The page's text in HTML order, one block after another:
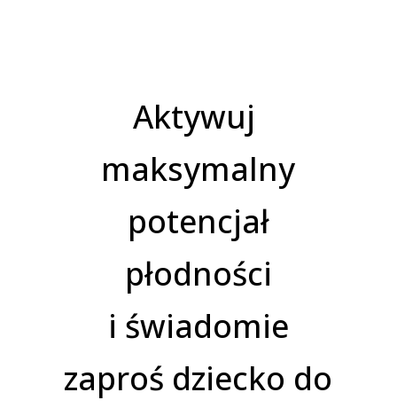
Aktywuj
maksymalny
potencjał
płodności
i świadomie
zaproś dziecko do